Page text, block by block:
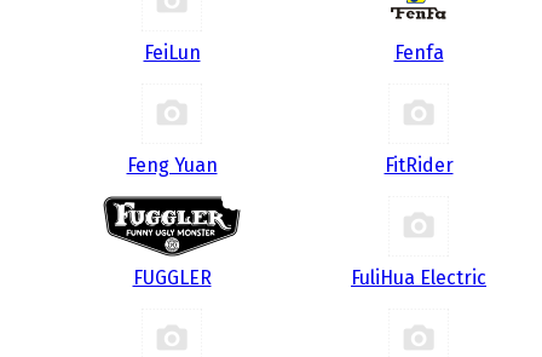
FeiLun Fenfa
Feng Yuan FitRider
FUGGLER FuliHua Electric